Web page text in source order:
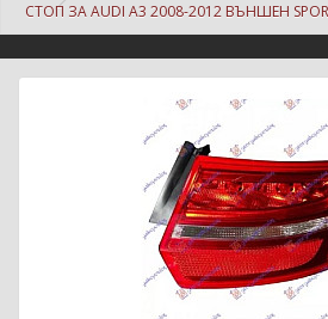
СТОП ЗА AUDI A3 2008-2012 ВЪНШЕН